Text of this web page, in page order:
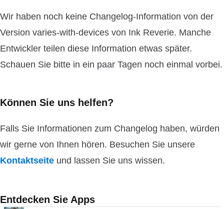
Wir haben noch keine Changelog-Information von der
Version varies-with-devices von Ink Reverie. Manche
Entwickler teilen diese Information etwas später.
Schauen Sie bitte in ein paar Tagen noch einmal vorbei.
Können Sie uns helfen?
Falls Sie Informationen zum Changelog haben, würden
wir gerne von Ihnen hören. Besuchen Sie unsere
Kontaktseite und lassen Sie uns wissen.
Entdecken Sie Apps